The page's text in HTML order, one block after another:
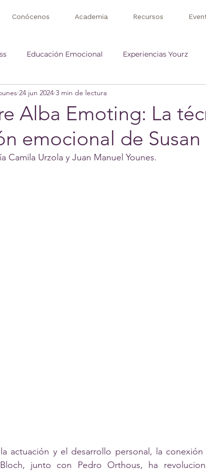
Conócenos Academia Recursos
Educación Emocional Experiencias Yourz
Alba Emoting: La
emocional de Susan
24 jun 2024 3 min de lectura
Camila Urzola y Juan Manuel Younes.
actuación y el desarrollo personal, la
Bloch, junto con Pedro Orthous, ha